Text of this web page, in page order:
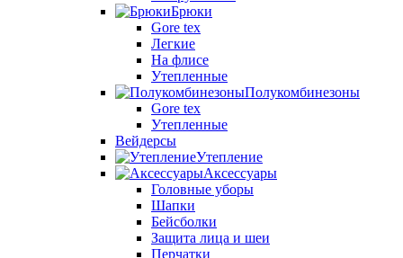
Брюки
Gore tex
Легкие
На флисе
Утепленные
Полукомбинезоны
Gore tex
Утепленные
Вейдерсы
Утепление
Аксессуары
Головные уборы
Шапки
Бейсболки
Защита лица и шеи
Перчатки